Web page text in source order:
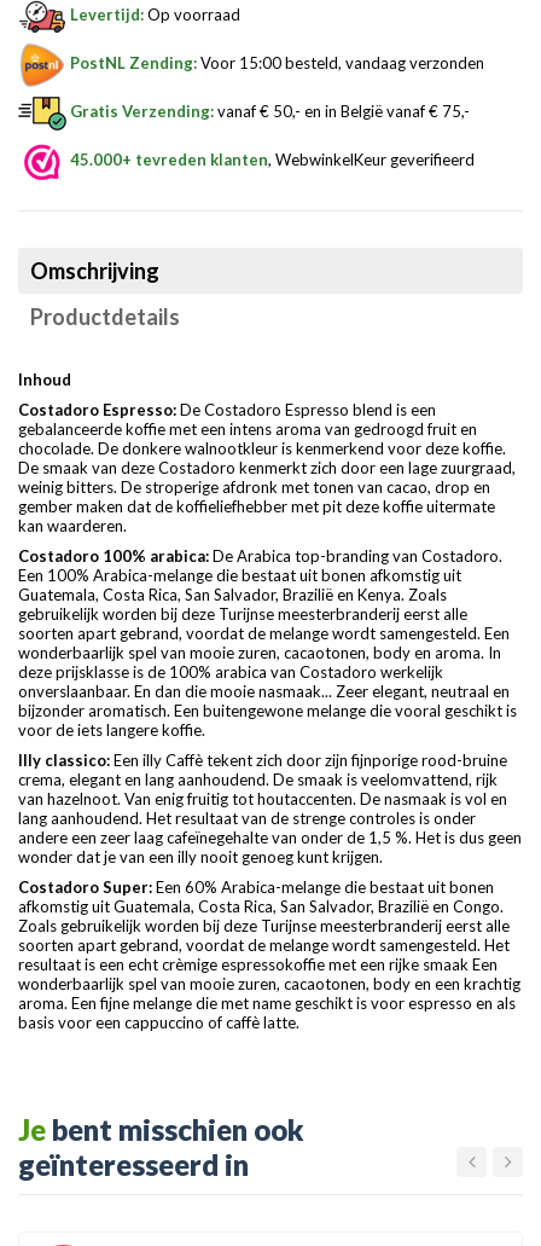
Levertijd:Op voorraad
PostNL Zending:Voor 15:00 besteld, vandaag verzonden
Gratis Verzending:vanaf € 50,- en in België vanaf € 75,-
45.000+ tevreden klanten, WebwinkelKeur geverifieerd
Omschrijving
Productdetails
Inhoud
Costadoro Espresso:De Costadoro Espresso blend is een
gebalanceerde koffie met een intens aroma van gedroogd fruit en
chocolade. De donkere walnootkleur is kenmerkend voor deze koffie.
De smaak van deze Costadoro kenmerkt zich door een lage zuurgraad,
weinig bitters. De stroperige afdronk met tonen van cacao, drop en
gember maken dat de koffieliefhebber met pit deze koffie uitermate
kan waarderen.
Costadoro 100% arabica:De Arabica top-branding van Costadoro.
Een 100% Arabica-melange die bestaat uit bonen afkomstig uit
Guatemala, Costa Rica, San Salvador, Brazilië en Kenya. Zoals
gebruikelijk worden bij deze Turijnse meesterbranderij eerst alle
soorten apart gebrand, voordat de melange wordt samengesteld. Een
wonderbaarlijk spel van mooie zuren, cacaotonen, body en aroma. In
deze prijsklasse is de 100% arabica van Costadoro werkelijk
onverslaanbaar. En dan die mooie nasmaak... Zeer elegant, neutraal en
bijzonder aromatisch. Een buitengewone melange die vooral geschikt is
voor de iets langere koffie.
Illy classico:Een illy Caffè tekent zich door zijn fijnporige rood-bruine
crema, elegant en lang aanhoudend. De smaak is veelomvattend, rijk
van hazelnoot. Van enig fruitig tot houtaccenten. De nasmaak is vol en
lang aanhoudend. Het resultaat van de strenge controles is onder
andere een zeer laag cafeïnegehalte van onder de 1,5 %. Het is dus geen
wonder dat je van een illy nooit genoeg kunt krijgen.
Costadoro Super:Een 60% Arabica-melange die bestaat uit bonen
afkomstig uit Guatemala, Costa Rica, San Salvador, Brazilië en Congo.
Zoals gebruikelijk worden bij deze Turijnse meesterbranderij eerst alle
soorten apart gebrand, voordat de melange wordt samengesteld. Het
resultaat is een echt crèmige espressokoffie met een rijke smaak Een
wonderbaarlijk spel van mooie zuren, cacaotonen, body en een krachtig
aroma. Een fijne melange die met name geschikt is voor espresso en als
basis voor een cappuccino of caffè latte.
Je bent misschien ook
geïnteresseerd in